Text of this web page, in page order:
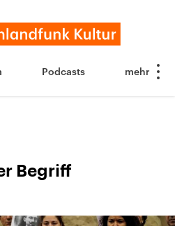
Podcasts
Begriff